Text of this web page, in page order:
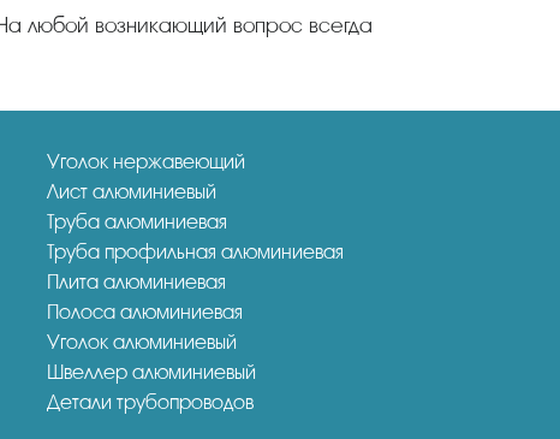
любой возникающий вопрос всегда
Уголок нержавеющий
Лист алюминиевый
Труба алюминиевая
Труба профильная алюминиевая
Плита алюминиевая
Полоса алюминиевая
Уголок алюминиевый
Швеллер алюминиевый
Детали трубопроводов